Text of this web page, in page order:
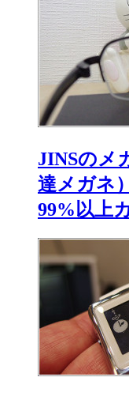
JINSのメ
達メガネ
99%以上